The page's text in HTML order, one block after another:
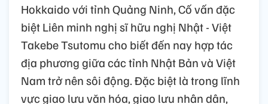
Hokkaido với tỉnh Quảng Ninh, Cố vấn đặc
biệt Liên minh nghị sĩ hữu nghị Nhật - Việt
Takebe Tsutomu cho biết đến nay hợp tác
địa phương giữa các tỉnh Nhật Bản và Việt
Nam trở nên sôi động. Đặc biệt là trong lĩnh
vực giao lưu văn hóa, giao lưu nhân dân,